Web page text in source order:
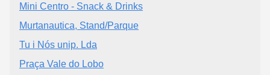
Mini Centro - Snack & Drinks
Murtanautica, Stand/Parque
Tu i Nós unip. Lda
Praça Vale do Lobo